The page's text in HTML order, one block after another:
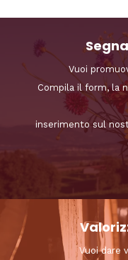
Vuoi
Compila il form, la
inserimento sul
Vuoi dare